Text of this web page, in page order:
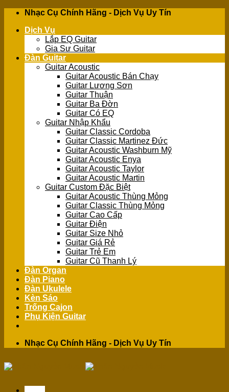
Skip
content
Nhạc Cụ Chính Hãng - Dịch Vụ Uy Tín
Dịch Vụ
Lắp EQ Guitar
Gia Sư Guitar
Đàn Guitar
Guitar Acoustic
Guitar Acoustic Bán Chạy
Guitar Lương Sơn
Guitar Thuận
Guitar Ba Đờn
Guitar Có EQ
Guitar Nhập Khẩu
Guitar Classic Cordoba
Guitar Classic Martinez Đức
Guitar Acoustic Washburn Mỹ
Guitar Acoustic Enya
Guitar Acoustic Taylor
Guitar Acoustic Martin
Guitar Custom Đặc Biệt
Guitar Acoustic Thùng Mỏng
Guitar Classic Thùng Mỏng
Guitar Cao Cấp
Guitar Điện
Guitar Size Nhỏ
Guitar Giá Rẻ
Guitar Trẻ Em
Guitar Cũ Thanh Lý
Đàn Organ
Đàn Piano
Đàn Ukulele
Kèn Sáo
Trống Cajon
Phụ Kiện Guitar
Nhạc Cụ Chính Hãng - Dịch Vụ Uy Tín